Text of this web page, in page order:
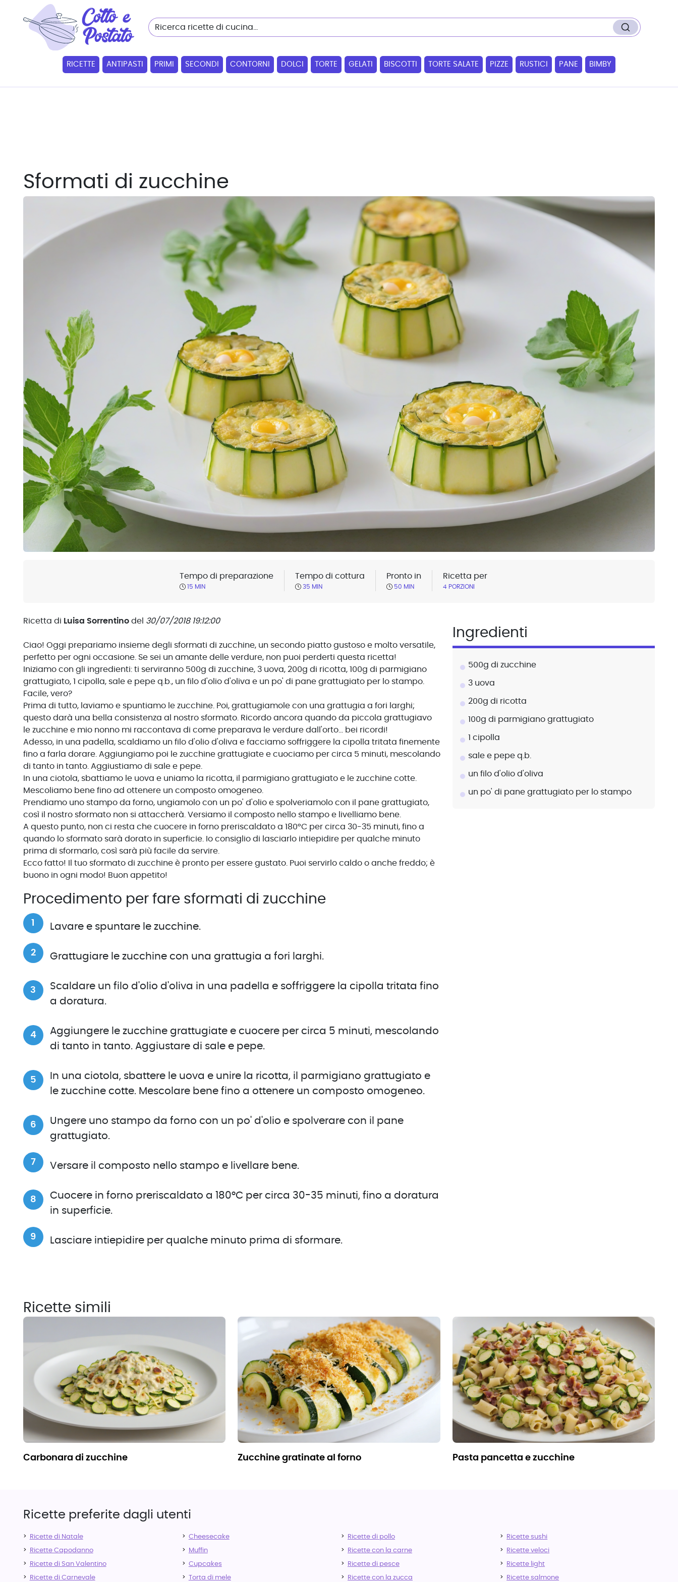
RICETTE ANTIPASTI PRIMI SECONDI CONTORNI DOLCI TORTE GELATI BISCOTTI TORTE SALATE PIZZE RUSTICI PANE BIMBY
Sformati di zucchine
Tempo di preparazione
15 MIN
Tempo di cottura
35 MIN
Pronto in
50 MIN
Ricetta per
4 PORZIONI
Ricetta di Luisa Sorrentinodel 30/07/2018 19:12:00
Ciao! Oggi prepariamo insieme degli sformati di zucchine, un secondo piatto gustoso e molto versatile,
perfetto per ogni occasione. Se sei un amante delle verdure, non puoi perderti questa ricetta!
Iniziamo con gli ingredienti: ti serviranno 500g di zucchine, 3 uova, 200g di ricotta, 100g di parmigiano
grattugiato, 1 cipolla, sale e pepe q.b., un filo d'olio d'oliva e un po' di pane grattugiato per lo stampo.
Facile, vero?
Prima di tutto, laviamo e spuntiamo le zucchine. Poi, grattugiamole con una grattugia a fori larghi;
questo darà una bella consistenza al nostro sformato. Ricordo ancora quando da piccola grattugiavo
le zucchine e mio nonno mi raccontava di come preparava le verdure dall'orto… bei ricordi!
Adesso, in una padella, scaldiamo un filo d'olio d'oliva e facciamo soffriggere la cipolla tritata finemente
fino a farla dorare. Aggiungiamo poi le zucchine grattugiate e cuociamo per circa 5 minuti, mescolando
di tanto in tanto. Aggiustiamo di sale e pepe.
In una ciotola, sbattiamo le uova e uniamo la ricotta, il parmigiano grattugiato e le zucchine cotte.
Mescoliamo bene fino ad ottenere un composto omogeneo.
Prendiamo uno stampo da forno, ungiamolo con un po' d'olio e spolveriamolo con il pane grattugiato,
così il nostro sformato non si attaccherà. Versiamo il composto nello stampo e livelliamo bene.
A questo punto, non ci resta che cuocere in forno preriscaldato a 180°C per circa 30-35 minuti, fino a
quando lo sformato sarà dorato in superficie. Io consiglio di lasciarlo intiepidire per qualche minuto
prima di sformarlo, così sarà più facile da servire.
Ecco fatto! Il tuo sformato di zucchine è pronto per essere gustato. Puoi servirlo caldo o anche freddo; è
buono in ogni modo! Buon appetito!
Procedimento per fare sformati di zucchine
Lavare e spuntare le zucchine.
Grattugiare le zucchine con una grattugia a fori larghi.
Scaldare un filo d'olio d'oliva in una padella e soffriggere la cipolla tritata fino
a doratura.
Aggiungere le zucchine grattugiate e cuocere per circa 5 minuti, mescolando
di tanto in tanto. Aggiustare di sale e pepe.
In una ciotola, sbattere le uova e unire la ricotta, il parmigiano grattugiato e
le zucchine cotte. Mescolare bene fino a ottenere un composto omogeneo.
Ungere uno stampo da forno con un po' d'olio e spolverare con il pane
grattugiato.
Versare il composto nello stampo e livellare bene.
Cuocere in forno preriscaldato a 180°C per circa 30-35 minuti, fino a doratura
in superficie.
Lasciare intiepidire per qualche minuto prima di sformare.
Ingredienti
500g di zucchine
3 uova
200g di ricotta
100g di parmigiano grattugiato
1 cipolla
sale e pepe q.b.
un filo d'olio d'oliva
un po' di pane grattugiato per lo stampo
Ricette simili
carbonara di zucchine zucchine gratinate al forno pasta pancetta e zucchine
Ricette preferite dagli utenti
Ricette di Natale
Ricette Capodanno
Ricette di San Valentino
Ricette di Carnevale
Cheesecake
Muffin
Cupcakes
Torta di mele
Ricette di pollo
Ricette con la carne
Ricette di pesce
Ricette con la zucca
Ricette sushi
Ricette veloci
Ricette light
Ricette salmone